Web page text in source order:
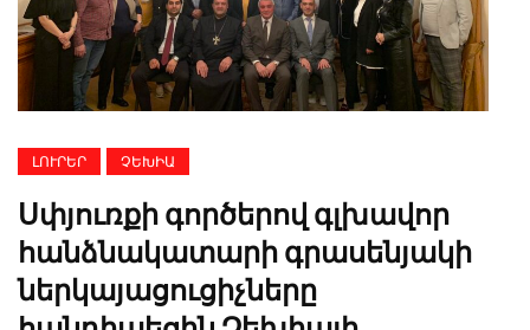
ԼՈՒՐԵՐ ՉԵԽԻԱ
Սփյուռքի գործերով գլխավոր
հանձնակատարի գրասենյակի
ներկայացուցիչները